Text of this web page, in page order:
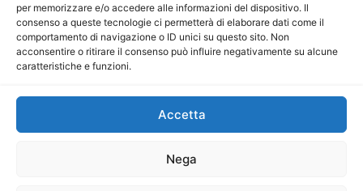
per memorizzare e/o accedere alle informazioni del dispositivo. Il
consenso a queste tecnologie ci permetterà di elaborare dati come il
comportamento di navigazione o ID unici su questo sito. Non
acconsentire o ritirare il consenso può influire negativamente su alcune
caratteristiche e funzioni.
Accetta
Nega
Direttore Editoriale: Maurizio Scaglione
Direttore Responsabile: Maria Calabrese
P.IVA: 06334930820
Mercurio Comunicazione Società Cooperativa a r.l. è
iscritta al Registro degli Operatori di Comunicazione al